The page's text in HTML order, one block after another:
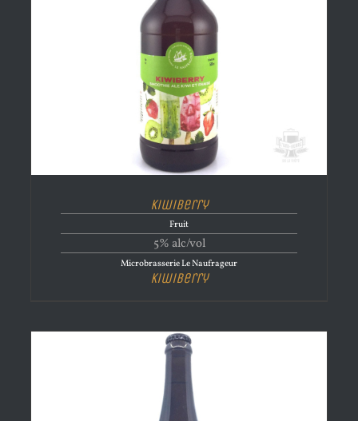
KiwiBerry
Fruit
5% alc/vol
Microbrasserie Le Naufrageur
KiwiBerry